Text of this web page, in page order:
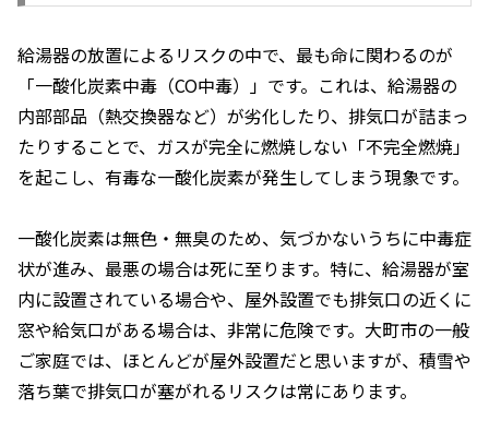
給湯器の放置によるリスクの中で、最も命に関わるのが
「一酸化炭素中毒（CO中毒）」です。これは、給湯器の
内部部品（熱交換器など）が劣化したり、排気口が詰まっ
たりすることで、ガスが完全に燃焼しない「不完全燃焼」
を起こし、有毒な一酸化炭素が発生してしまう現象です。
一酸化炭素は無色・無臭のため、気づかないうちに中毒症
状が進み、最悪の場合は死に至ります。特に、給湯器が室
内に設置されている場合や、屋外設置でも排気口の近くに
窓や給気口がある場合は、非常に危険です。大町市の一般
ご家庭では、ほとんどが屋外設置だと思いますが、積雪や
落ち葉で排気口が塞がれるリスクは常にあります。